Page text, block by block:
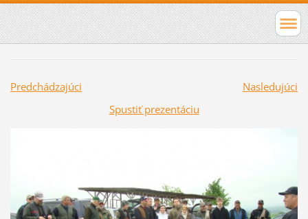
Predchádzajúci
Nasledujúci
Spustiť prezentáciu